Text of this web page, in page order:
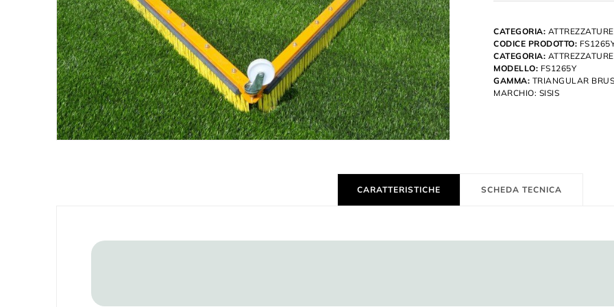
CATEGORIA: ATTREZZATURE
CODICE PRODOTTO:
CATEGORIA: ATTREZZATURE
MODELLO: FS1265Y
GAMMA: TRIANGULAR
MARCHIO: SISIS
CARATTERISTICHE SCHEDA TECNICA